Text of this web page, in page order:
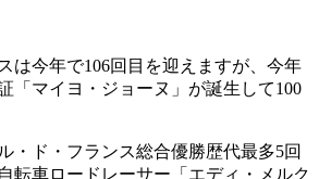
は今年で106回目を迎えますが、今年
「マイヨ・ジョーヌ」が誕生して100
・ド・フランス総合優勝歴代最多5回
転車ロードレーサー「エディ・メルク